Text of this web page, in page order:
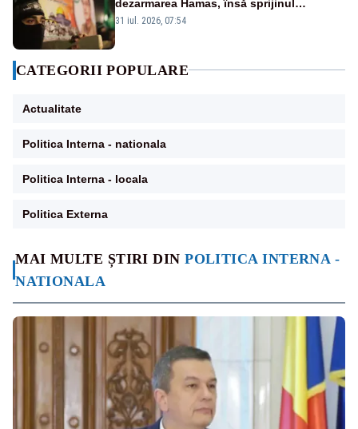
MAI MULTE ȘTIRI DINPOLITICA INTERNA -
NATIONALA
dezarmarea Hamas, însă sprijinul
Israelului rămâne incert
31 iul. 2026, 07:54
CATEGORII POPULARE
Actualitate
Politica Interna - nationala
Politica Interna - locala
Politica Externa